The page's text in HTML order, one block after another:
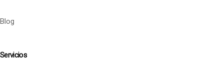
Blog
Servicios